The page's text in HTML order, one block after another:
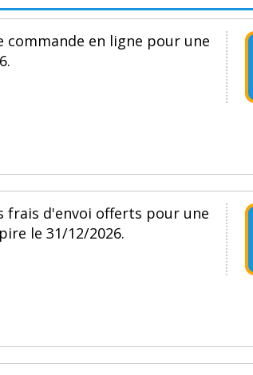
en ligne pour une
frais d'envoi offerts pour une
le 31/12/2026.